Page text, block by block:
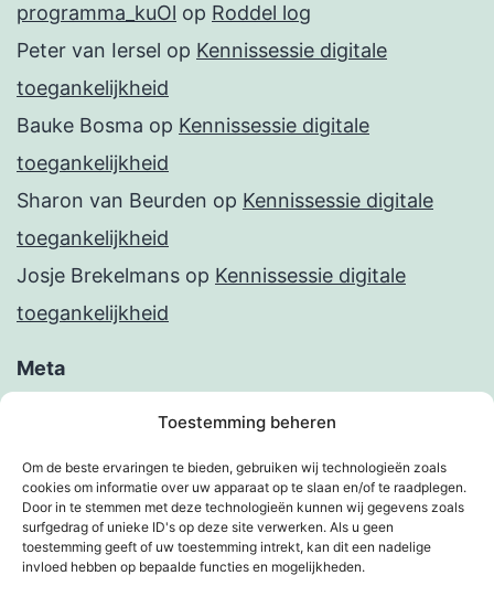
Toestemming beheren
Om de beste ervaringen te bieden, gebruiken wij technologieën zoals
cookies om informatie over uw apparaat op te slaan en/of te raadplegen.
Door in te stemmen met deze technologieën kunnen wij gegevens zoals
surfgedrag of unieke ID's op deze site verwerken. Als u geen
toestemming geeft of uw toestemming intrekt, kan dit een nadelige
invloed hebben op bepaalde functies en mogelijkheden.
programma_kuOl op Roddel log
Peter van Iersel op Kennissessie digitale
toegankelijkheid
Bauke Bosma op Kennissessie digitale
toegankelijkheid
Sharon van Beurden op Kennissessie digitale
toegankelijkheid
Josje Brekelmans op Kennissessie digitale
toegankelijkheid
Meta
Berichten feed
Reacties feed
WordPress.org